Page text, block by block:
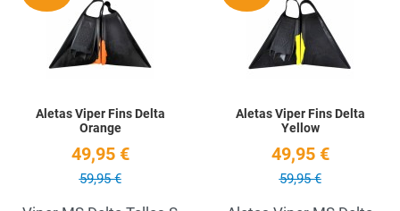
Aletas Viper Fins Delta
Orange
49,95 €
59,95 €
Aletas Viper Fins Delta
Yellow
49,95 €
59,95 €